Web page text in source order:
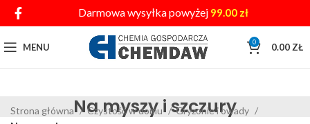
Darmowa wysyłka powyżej 99.00 zł
MENU 0 0.00 ZŁ
Na myszy i szczury
Strona główna Czystość w domu
Gryzonie i owady